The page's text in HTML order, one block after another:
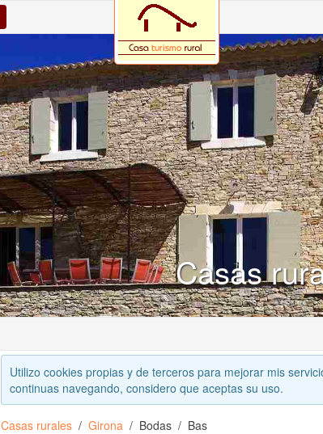
Casas
Utilizo cookies propias y de terceros para mejorar mis
continuas navegando, considero que aceptas su uso.
Casas rurales Girona Bodas Bas